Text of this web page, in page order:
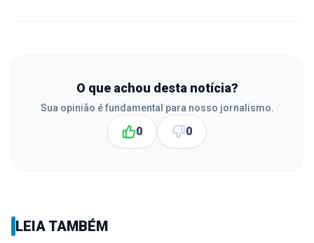
O que achou desta notícia?
Sua opinião é fundamental para nosso jornalismo.
0 0
LEIA TAMBÉM